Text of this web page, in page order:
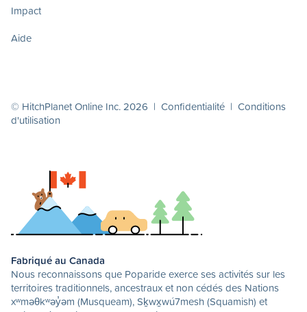
Impact
Aide
© HitchPlanet Online Inc. 2026 | Confidentialité | Conditions
d'utilisation
Fabriqué au Canada
Nous reconnaissons que Poparide exerce ses activités sur les
territoires traditionnels, ancestraux et non cédés des Nations
xʷməθkʷəy̓əm (Musqueam), Sḵwx̱wú7mesh (Squamish) et